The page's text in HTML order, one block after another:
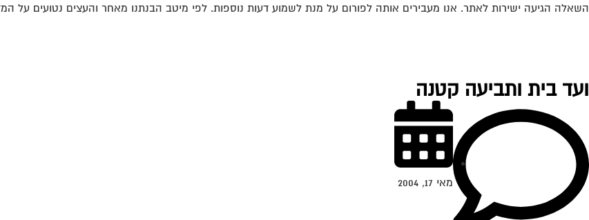
השאלה הגיעה ישירות לאתר. אנו מעבירים אותה לפורום על מנת לשמוע דעות נוספות. לפי מיטב הבנתנו מאחר והעצים נטועים על
ועד בית ותביעה קטנה
מאי 17, 2004